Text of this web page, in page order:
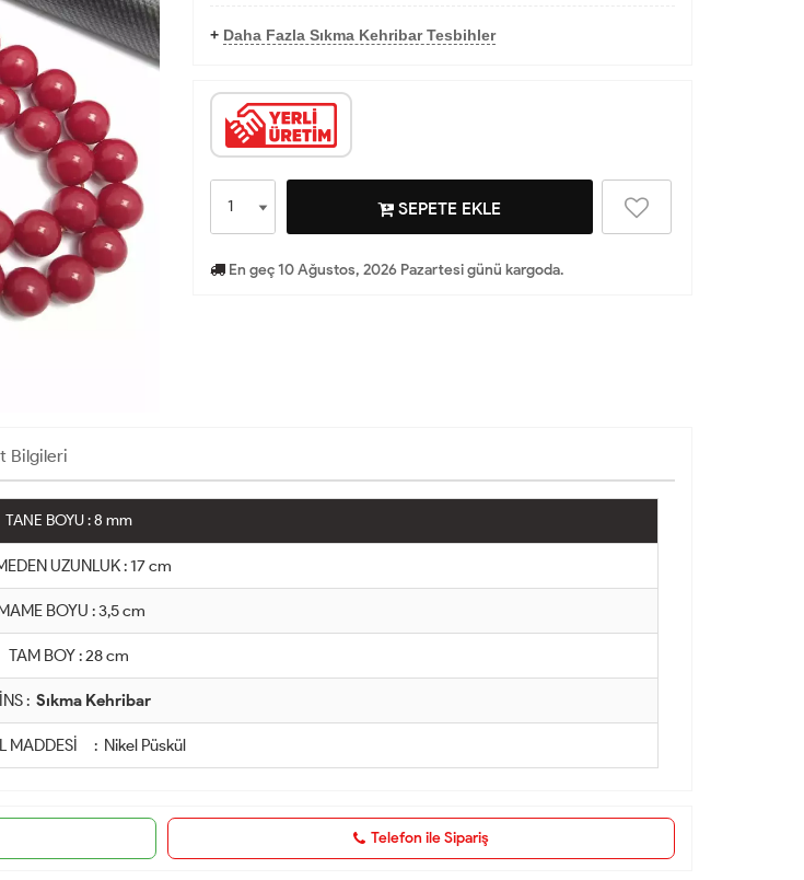
+ Daha Fazla Sıkma Kehribar Tesbihler
SEPETE EKLE
En geç 10 Ağustos, 2026 Pazartesi günü kargoda.
Bilgileri
TANE BOYU : 8 mm
UZUNLUK : 17 cm
BOYU : 3,5 cm
TAM BOY : 28 cm
: Sıkma Kehribar
MADDESİ : Nikel Püskül
Telefon ile Sipariş